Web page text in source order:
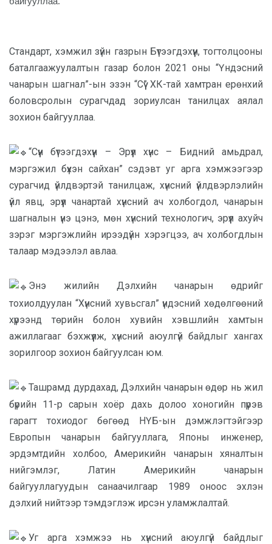
Стандарт, хэмжил зүйн газрын Бүтээгдэхүүн, тогтолцооны
баталгаажуулалтын газар болон 2021 оны “Үндэсний
чанарын шагнал”-ын эзэн “Сүү” ХК-тай хамтран ерөнхий
боловсролын сурагчдад зориулсан танилцах аялал
зохион байгууллаа.
“Сүүн бүтээгдэхүүн – Эрүүл хүнс – Бидний амьдрал,
мэргэжил бүхэн сайхан” сэдэвт уг арга хэмжээгээр
сурагчид үйлдвэртэй танилцаж, хүнсний үйлдвэрлэлийн
үйл явц, эрүүл чанартай хүнсний ач холбогдол, чанарын
шагналын үнэ цэнэ, мөн хүнсний технологич, эрүүл ахуйч
зэрэг мэргэжлийн ирээдүйн хэрэгцээ, ач холбогдлын
талаар мэдээлэл авлаа.
Энэ жилийн Дэлхийн чанарын өдрийг
тохиолдуулан “Хүнсний хувьсгал” үндэсний хөдөлгөөний
хүрээнд төрийн болон хувийн хэвшлийн хамтын
ажиллагааг бэхжүүлж, хүнсний аюулгүй байдлыг хангах
зорилгоор зохион байгуулсан юм.
Ташрамд дурдахад, Дэлхийн чанарын өдөр нь жил
бүрийн 11-р сарын хоёр дахь долоо хоногийн пүрэв
гарагт тохиодог бөгөөд НҮБ-ын дэмжлэгтэйгээр
Европын чанарын байгууллага, Японы инженер,
эрдэмтдийн холбоо, Америкийн чанарын хяналтын
нийгэмлэг, Латин Америкийн чанарын
байгууллагуудын санаачилгаар 1989 оноос эхлэн
дэлхий нийтээр тэмдэглэж ирсэн уламжлалтай.
Уг арга хэмжээ нь хүнсний аюулгүй байдлыг